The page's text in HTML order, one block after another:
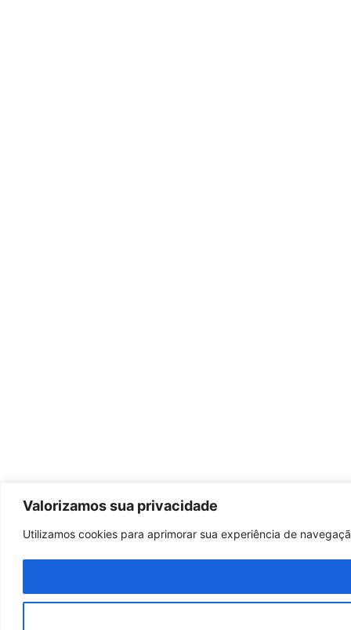
Valorizamos sua privacidade
Utilizamos cookies para aprimorar sua experiência de